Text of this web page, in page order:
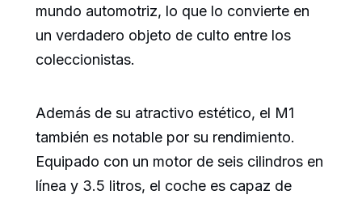
mundo automotriz, lo que lo convierte en
un verdadero objeto de culto entre los
coleccionistas.
Además de su atractivo estético, el M1
también es notable por su rendimiento.
Equipado con un motor de seis cilindros en
línea y 3.5 litros, el coche es capaz de